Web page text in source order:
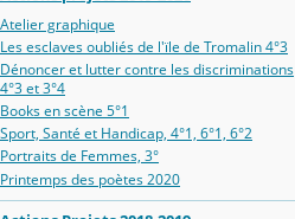
Atelier graphique
Les esclaves oubliés de l'ïle de Tromalin 4°3
Dénoncer et lutter contre les discriminations
4°3 et 3°4
Books en scène 5°1
Sport, Santé et Handicap, 4°1, 6°1, 6°2
Portraits de Femmes, 3°
Printemps des poètes 2020